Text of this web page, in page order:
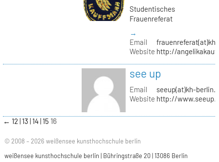
Studentisches
Frauenreferat
→
Email
Website http://
see up
Email
seeup(at)kh-
Website http://
← 12 13 14 15 16
© 2008 – 2026 weißensee kunsthochschule berlin
weißensee kunsthochschule berlin | Bühringstraße 20 | 13086 Berlin